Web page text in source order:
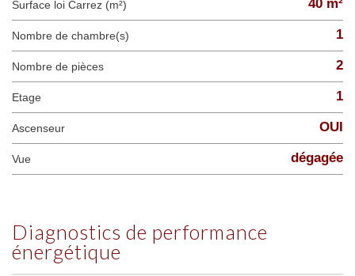
Surface loi Carrez (m²) 40 m²
Nombre de chambre(s) 1
Nombre de pièces 2
Etage 1
Ascenseur OUI
Vue dégagée
diagnostics de performance
énergétique